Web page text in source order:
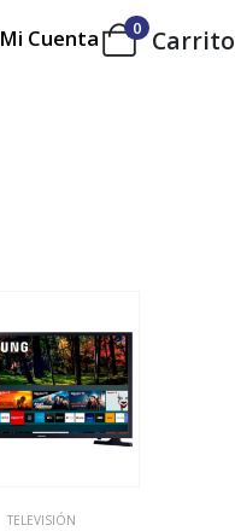
Mi Cuenta 0 Carrito
TELEVISIÓN